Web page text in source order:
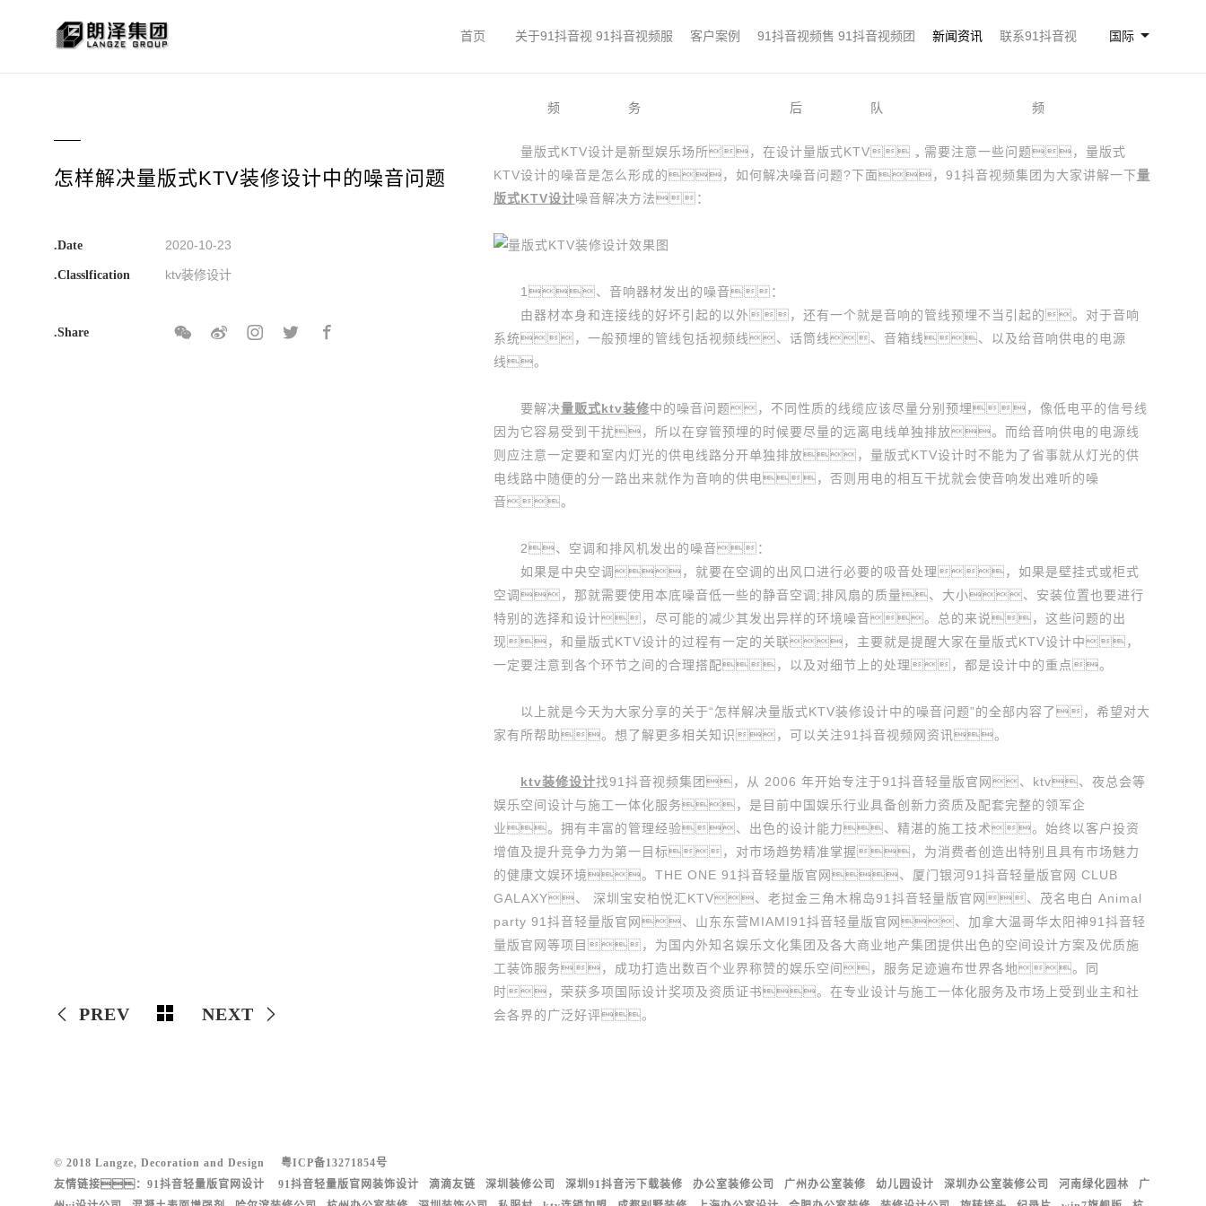
首页 关于91抖音视
频
91抖音视频服
务
客户案例 91抖音视频售
后
91抖音视频团
队
新闻资讯 联系91抖音视
频
国际
怎样解决量版式KTV装修设计中的噪音问题
.Date 2020-10-23
.Classlfication ktv装修设计
.Share
量版式KTV设计是新型娱乐场所，在设计量版式KTV，需要注意一些问题，量版式
KTV设计的噪音是怎么形成的，如何解决噪音问题?下面，91抖音视频集团为大家讲解一下量
版式KTV设计噪音解决方法：
1、音响器材发出的噪音：
由器材本身和连接线的好坏引起的以外，还有一个就是音响的管线预埋不当引起的。对于音响
系统，一般预埋的管线包括视频线、话筒线、音箱线、以及给音响供电的电源
线。
要解决量贩式ktv装修中的噪音问题，不同性质的线缆应该尽量分别预埋，像低电平的信号线
因为它容易受到干扰，所以在穿管预埋的时候要尽量的远离电线单独排放。而给音响供电的电源线
则应注意一定要和室内灯光的供电线路分开单独排放，量版式KTV设计时不能为了省事就从灯光的供
电线路中随便的分一路出来就作为音响的供电，否则用电的相互干扰就会使音响发出难听的噪
音。
2、空调和排风机发出的噪音：
如果是中央空调，就要在空调的出风口进行必要的吸音处理，如果是壁挂式或柜式
空调，那就需要使用本底噪音低一些的静音空调;排风扇的质量、大小、安装位置也要进行
特别的选择和设计，尽可能的减少其发出异样的环境噪音。总的来说，这些问题的出
现，和量版式KTV设计的过程有一定的关联，主要就是提醒大家在量版式KTV设计中，
一定要注意到各个环节之间的合理搭配，以及对细节上的处理，都是设计中的重点。
以上就是今天为大家分享的关于“怎样解决量版式KTV装修设计中的噪音问题”的全部内容了，希望对大
家有所帮助。想了解更多相关知识，可以关注91抖音视频网资讯。
ktv装修设计找91抖音视频集团，从 2006 年开始专注于91抖音轻量版官网、ktv、夜总会等
娱乐空间设计与施工一体化服务，是目前中国娱乐行业具备创新力资质及配套完整的领军企
业。拥有丰富的管理经验、出色的设计能力、精湛的施工技术。始终以客户投资
增值及提升竞争力为第一目标，对市场趋势精准掌握，为消费者创造出特别且具有市场魅力
的健康文娱环境。THE ONE 91抖音轻量版官网、厦门银河91抖音轻量版官网 CLUB
GALAXY、 深圳宝安柏悦汇KTV、老挝金三角木棉岛91抖音轻量版官网、茂名电白 Animal
party 91抖音轻量版官网、山东东营MIAMI91抖音轻量版官网、加拿大温哥华太阳神91抖音轻
量版官网等项目，为国内外知名娱乐文化集团及各大商业地产集团提供出色的空间设计方案及优质施
工装饰服务，成功打造出数百个业界称赞的娱乐空间，服务足迹遍布世界各地。同
时，荣获多项国际设计奖项及资质证书。在专业设计与施工一体化服务及市场上受到业主和社
会各界的广泛好评。
PREV NEXT
© 2018 Langze, Decoration and Design 粤ICP备13271854号
友情链接： 91抖音轻量版官网设计 91抖音轻量版官网装饰设计 滴滴友链 深圳装修公司 深圳91抖音污下载装修 办公室装修公司 广州办公室装修 幼儿园设计 深圳办公室装修公司 河南绿化园林
广